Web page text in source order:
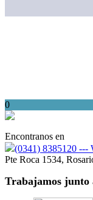
0
Encontranos en
(0341) 8385120 ---
Pte Roca 1534,
Trabajamos junto